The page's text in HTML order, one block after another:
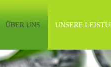
ÜBER UNS UNSERE